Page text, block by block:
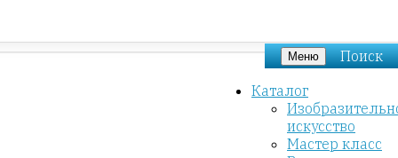
Меню
Поиск
Каталог
искусство
Мастер класс